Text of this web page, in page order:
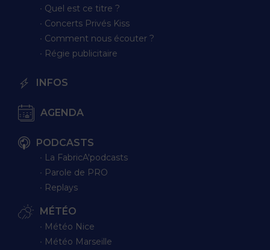
∙ Quel est ce titre ?
∙ Concerts Privés Kiss
∙ Comment nous écouter ?
∙ Régie publicitaire
INFOS
AGENDA
PODCASTS
∙ La FabricA'podcasts
∙ Parole de PRO
∙ Replays
MÉTÉO
∙ Météo Nice
∙ Météo Marseille